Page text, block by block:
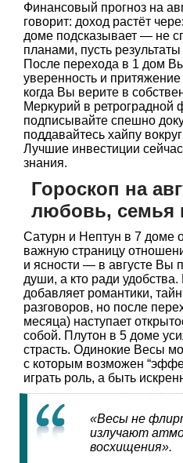
Финансовый прогноз на
говорит: доход растёт
доме подсказывает — не
планами, пусть
После перехода в 1 дом
уверенность и
когда Вы верите в
Меркурий в ретроградной
подписывайте спешно
поддавайтесь хайпу вокруг
Лучшие инвестиции
знания.
Гороскоп на
любовь, семья
Сатурн и Нептун в 7 доме
важную страницу
и ясности — в августе Вы
души, а кто ради
добавляет романтики,
разговоров, но после
месяца) наступает
собой. Плутон в 5 доме
страсть. Одинокие Весы
с которым возможен
играть роль, а быть
«Весы не
излучают
восхищения».